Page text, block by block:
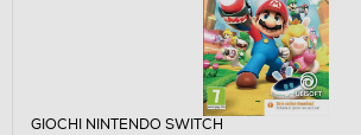
GIOCHI NINTENDO SWITCH